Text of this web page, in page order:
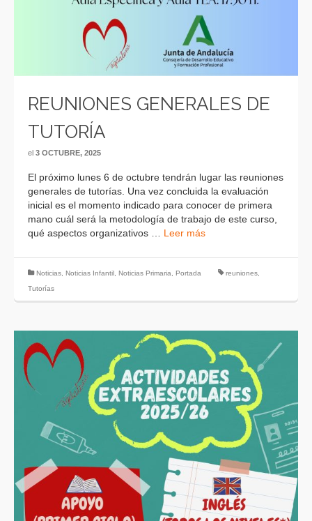
REUNIONES GENERALES DE
TUTORÍA
el 3 OCTUBRE, 2025
El próximo lunes 6 de octubre tendrán lugar las reuniones
generales de tutorías. Una vez concluida la evaluación
inicial es el momento indicado para conocer de primera
mano cuál será la metodología de trabajo de este curso,
qué aspectos organizativos … Leer más
Noticias Noticias Infantil Noticias Primaria Portada reuniones
Tutorías